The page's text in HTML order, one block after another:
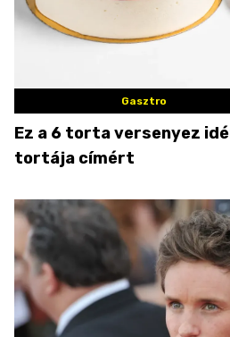
Gasztro
Ez a 6 torta versenyez
tortája címért